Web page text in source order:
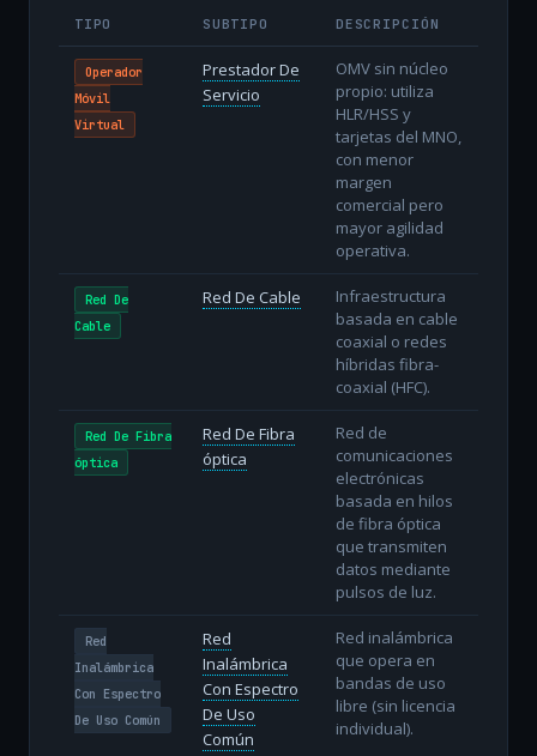
TIPO SUBTIPO DESCRIPCIÓN
Operador
Móvil
Virtual
Prestador De
Servicio
OMV sin núcleo
propio: utiliza
HLR/HSS y
tarjetas del MNO,
con menor
margen
comercial pero
mayor agilidad
operativa.
Red De
Cable
Red De Cable
Infraestructura
basada en cable
coaxial o redes
híbridas fibra-
coaxial (HFC).
Red De Fibra
óptica
Red De Fibra
óptica
Red de
comunicaciones
electrónicas
basada en hilos
de fibra óptica
que transmiten
datos mediante
pulsos de luz.
Red
Inalámbrica
Con Espectro
De Uso Común
Red
Inalámbrica
Con Espectro
De Uso
Común
Red inalámbrica
que opera en
bandas de uso
libre (sin licencia
individual).